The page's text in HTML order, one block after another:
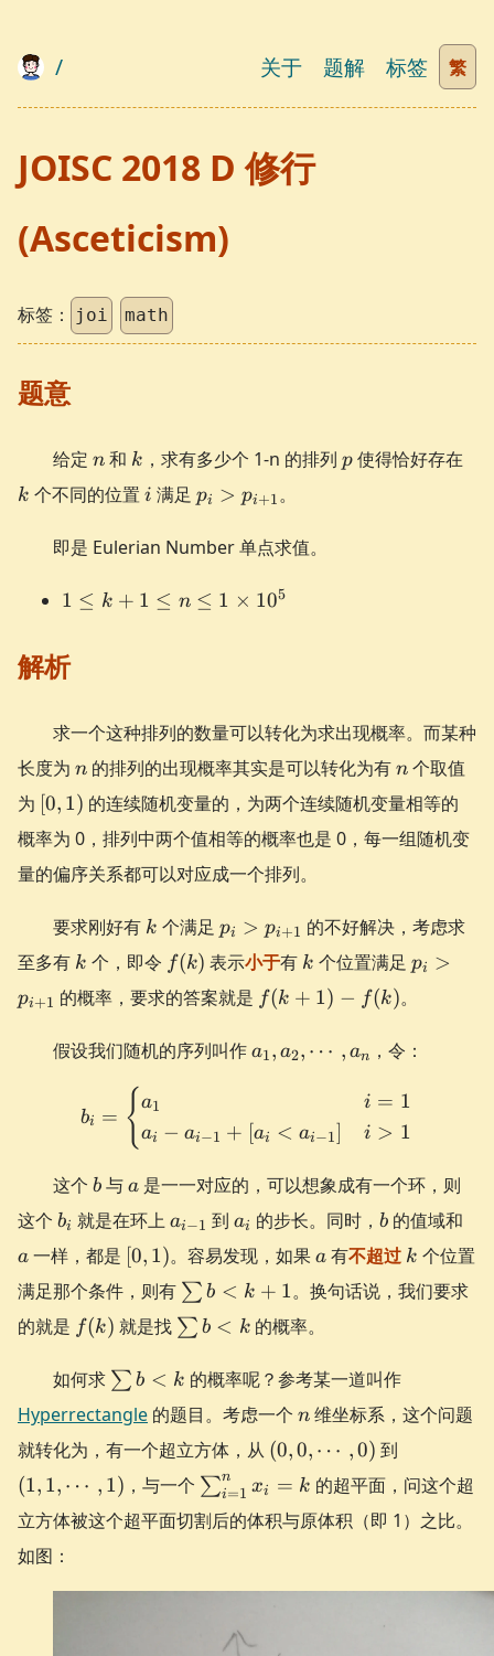
/ 关于 题解 标签 繁
JOISC 2018 D 修行
(Asceticism)
标签： joi math
题意
给定 n
n 和 k
k ，求有多少个 1-n 的排列 p
p使得恰好存在
k 个不同的位置 i
i 满足 p_{i} >
pi > pi+1。
即是 Eulerian Number 单点求值。
1 \le
\le 1
10^5
1 ≤ k + 1 ≤ n ≤ 1 × 105
解析
求一个这种排列的数量可以转化为求出现概率。而某种
长度为 n
n 的排列的出现概率其实是可以转化为有n
n 个取值
为 [0,
1)
[0, 1) 的连续随机变量的，为两个连续随机变量相等的
概率为 0，排列中两个值相等的概率也是 0，每一组随机变
量的偏序关系都可以对应成一个排列。
要求刚好有 k
k 个满足 p_{i} >
p_{i+1}
pi > pi+1 的不好解决，考虑求
至多有 k
k 个，即令 f(k)
f(k) 表示小于有 k
k 个位置满足 p_{i} >
p_{i+1}
pi >
pi+1 的概率，要求的答案就是 f(k+1)-
f(k)
f(k + 1) − f(k)。
假设我们随机的序列叫作 a_{1},
a_{2},
a_{n}
a1, a2, ⋯ , an
，令：
b_{i}= \begin{cases}
bi = { a1
ai − ai−1 + [ai < ai−1]
i = 1
i > 1
这个 b
b 与 a
a 是一一对应的，可以想象成有一个环，则
这个 b_{i}
bi 就是在环上 a_{i-
ai−1 到 a_{i}
ai 的步长。同时， b
b 的值域和
a 一样，都是 [0,
1)
[0, 1)。容易发现，如果a
a 有不超过 k
k 个位置
满足那个条件，则有 \sum
b <
k+1
∑ b < k + 1。换句话说，我们要求
的就是 f(k)
f(k) 就是找 \sum
b <
k
∑ b < k 的概率。
如何求 \sum
b <
k
∑ b < k 的概率呢？参考某一道叫作
Hyperrectangle 的题目。考虑一个 n
n 维坐标系，这个问题
就转化为，有一个超立方体，从 (0,0,\cdots,0)
(0,0, ⋯ ,0) 到
(1, 1, ⋯ , 1) ，与一个 \sum_{i=1}^{n}
x_{i} = k
∑i=1
n xi = k 的超平面，问这个超
立方体被这个超平面切割后的体积与原体积（即 1）之比。
如图：